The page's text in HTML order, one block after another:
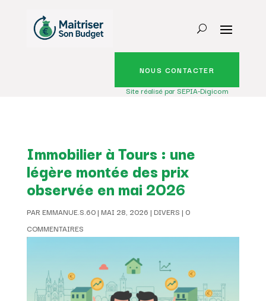
NOUS CONTACTER
Site réalisé par SEPIA-Digicom
Immobilier à Tours : une
légère montée des prix
observée en mai 2026
PAREMMANUE.S.60| MAI 28, 2026 | DIVERS | 0
COMMENTAIRES